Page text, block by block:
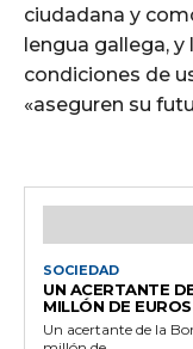
ciudadana y
lengua gallega,
condiciones de
«aseguren su
SOCIEDAD
UN ACERTANTE
MILLÓN DE
Un acertante de la